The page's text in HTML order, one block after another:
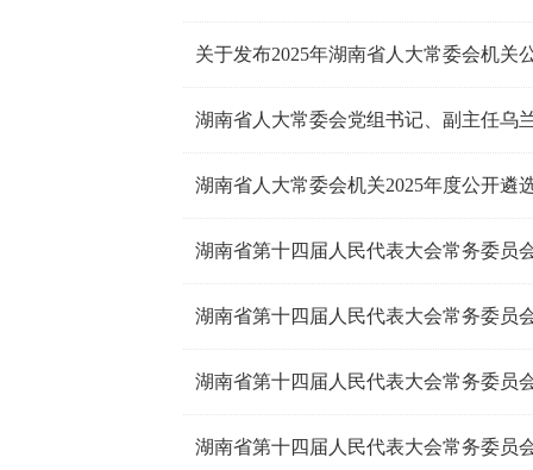
湖南省人大常委会机关2025年度公开遴
湖南省第十四届人民代表大会常务委员
湖南省第十四届人民代表大会常务委员
湖南省第十四届人民代表大会常务委员
湖南省第十四届人民代表大会常务委员